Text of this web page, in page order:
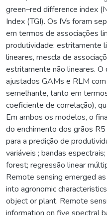
green–red difference index
Index (TGI). Os IVs foram
em termos de associações
produtividade: estritamente
lineares, mescla de
estritamente não lineares.
ajustados GAMs e RLM
semelhante, tanto em
coeficiente de correlação),
Em ambos os modelos, o
do enchimento dos grãos
para a predição de
variáveis ; bandas
forest; regressão linear
Remote sensing emerged
into agronomic
object or plant. Remote